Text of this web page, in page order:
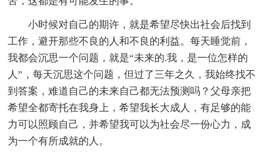
小时候对自己的期许，就是希望尽快出社会后找到
工作，避开那些不良的人和不良的利益。每天睡觉前，
我都会沉思一个问题，就是“未来的.我，是一位怎样的
人”，每天沉思这个问题，但过了三年之久，我始终找不
到答案，难道自己的未来自己都无法预测吗？父母亲把
希望全都寄托在我身上，希望我长大成人，有足够的能
力可以照顾自己，并希望我可以为社会尽一份心力，成
为一个有所成就的人。